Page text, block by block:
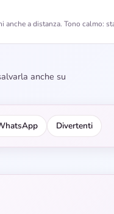
anche a distanza. Tono calmo:
anche su
Divertenti